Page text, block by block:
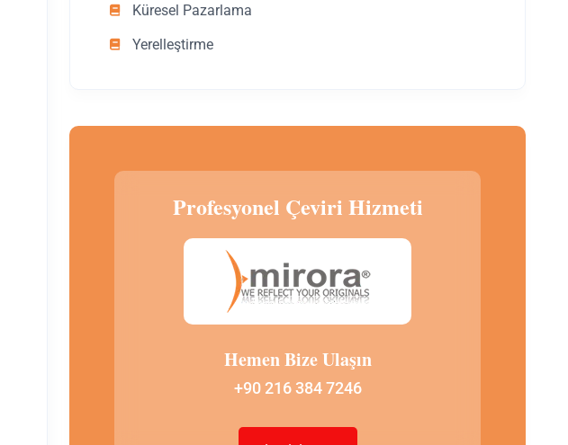
Küresel Pazarlama
Yerelleştirme
Profesyonel Çeviri Hizmeti
Hemen Bize Ulaşın
+90 216 384 7246